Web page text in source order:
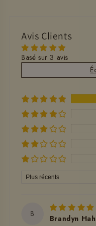
Avis Clients
Basé sur 3 avis
Sort by
B
Brandyn